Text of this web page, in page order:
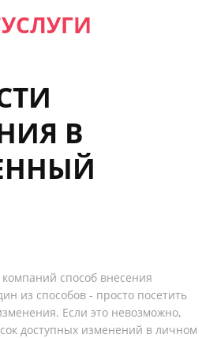
В
способ внесения
из способов - просто посетить
Если это невозможно,
доступных изменений в личном